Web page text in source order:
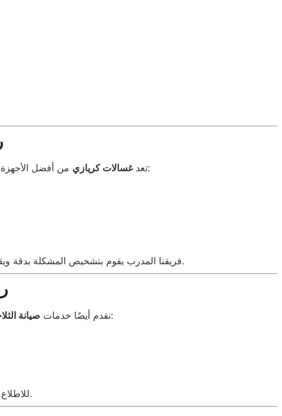
تعدغسالات كريازي من أفضل الأجهزة المنزلية، ولكن مثل أي جهاز آخر، قد تواجه بعض الأعطال مع مرور الوقت. تشمل الأعطال الشائعة:
فريقنا المدرب يقوم بتشخيص المشكلة بدقة ويقدم لك الحل الأمثل. يمكنك الاطلاع على المزيد من التفاصيل حول الغسالات عبر هذا الرابط: غسالات كريازي.
نقدم أيضًا خدمات صيانة لضمان حفظ الطعام بشكل آمن وطبيعي. الأعطال الشائعة تشمل:
للاطلاع على المزيد عن خدماتنا للثلاجات والمجمدات، يمكن زيارة: المجمدات.